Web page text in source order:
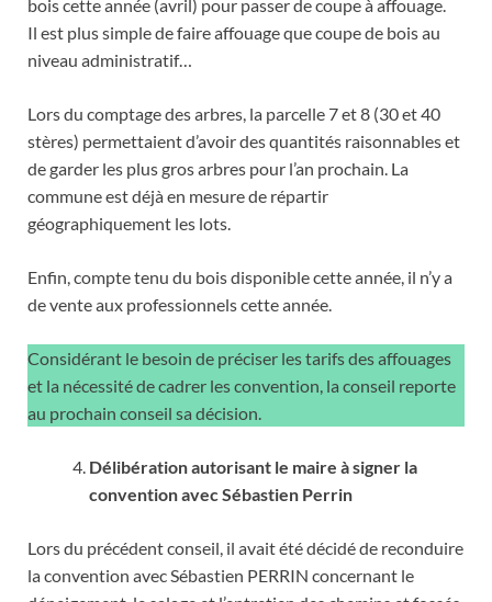
bois cette année (avril) pour passer de coupe à affouage.
Il est plus simple de faire affouage que coupe de bois au
niveau administratif…
Lors du comptage des arbres, la parcelle 7 et 8 (30 et 40
stères) permettaient d’avoir des quantités raisonnables et
de garder les plus gros arbres pour l’an prochain. La
commune est déjà en mesure de répartir
géographiquement les lots.
Enfin, compte tenu du bois disponible cette année, il n’y a
de vente aux professionnels cette année.
Considérant le besoin de préciser les tarifs des affouages
et la nécessité de cadrer les convention, la conseil reporte
au prochain conseil sa décision.
Délibération autorisant le maire à signer la
convention avec Sébastien Perrin
Lors du précédent conseil, il avait été décidé de reconduire
la convention avec Sébastien PERRIN concernant le